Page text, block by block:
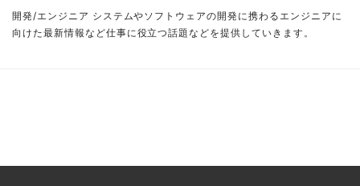
開発/エンジニア システムやソフトウェアの開発に携わるエンジニアに
向けた最新情報など仕事に役立つ話題などを提供していきます。